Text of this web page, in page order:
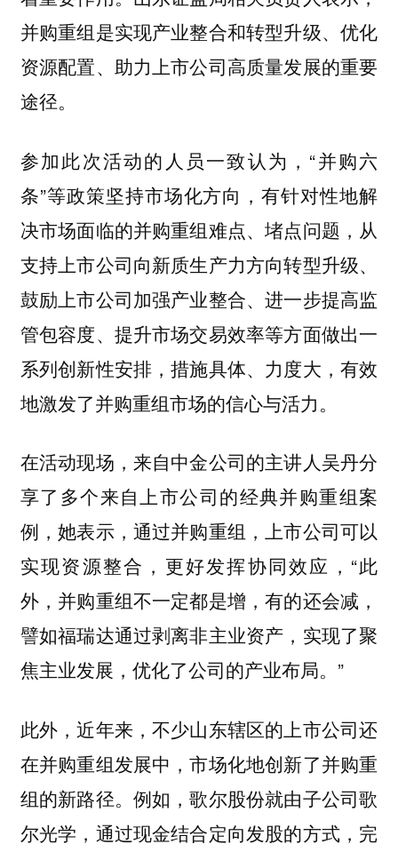
并购重组是实现产业整合和转型升级、优化
资源配置、助力上市公司高质量发展的重要
途径。
参加此次活动的人员一致认为，“并购六
条”等政策坚持市场化方向，有针对性地解
决市场面临的并购重组难点、堵点问题，从
支持上市公司向新质生产力方向转型升级、
鼓励上市公司加强产业整合、进一步提高监
管包容度、提升市场交易效率等方面做出一
系列创新性安排，措施具体、力度大，有效
地激发了并购重组市场的信心与活力。
在活动现场，来自中金公司的主讲人吴丹分
享了多个来自上市公司的经典并购重组案
例，她表示，通过并购重组，上市公司可以
实现资源整合，更好发挥协同效应，“此
外，并购重组不一定都是增，有的还会减，
譬如福瑞达通过剥离非主业资产，实现了聚
焦主业发展，优化了公司的产业布局。”
此外，近年来，不少山东辖区的上市公司还
在并购重组发展中，市场化地创新了并购重
组的新路径。例如，歌尔股份就由子公司歌
尔光学，通过现金结合定向发股的方式，完